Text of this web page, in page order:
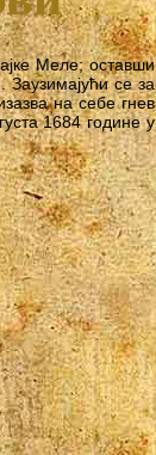
Меле; оставши
се за
на себе гнев
1684 године у